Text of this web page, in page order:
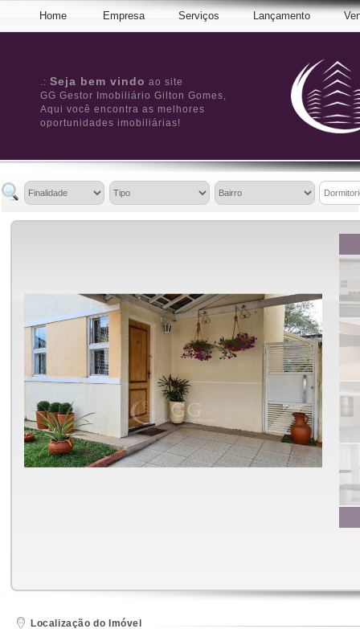
Home Empresa Serviços Lançamento
.: Seja bem vindo ao site
GG Gestor Imobiliário Gilton Gomes,
Aqui você encontra as melhores
oportunidades imobiliárias!
Localização do Imóvel